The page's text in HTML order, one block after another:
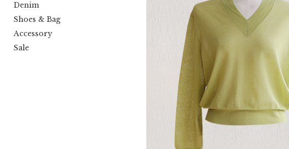
Denim
Shoes & Bag
Accessory
Sale